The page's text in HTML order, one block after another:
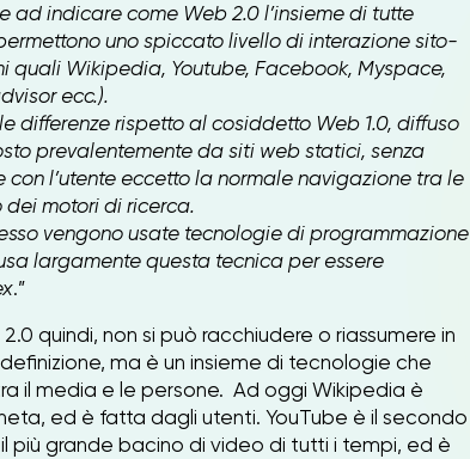
ad indicare come Web 2.0 l’insieme di tutte
uno spiccato livello di interazione sito-
quali Wikipedia, Youtube, Facebook, Myspace,
ecc.).
differenze rispetto al cosiddetto Web 1.0, diffuso
prevalentemente da siti web statici, senza
l’utente eccetto la normale navigazione tra le
dei motori di ricerca.
vengono usate tecnologie di programmazione
largamente questa tecnica per essere
.”
quindi, non si può racchiudere o riassumere in
ma è un insieme di tecnologie che
il media e le persone. Ad oggi Wikipedia è
ed è fatta dagli utenti. YouTube è il secondo
più grande bacino di video di tutti i tempi, ed è